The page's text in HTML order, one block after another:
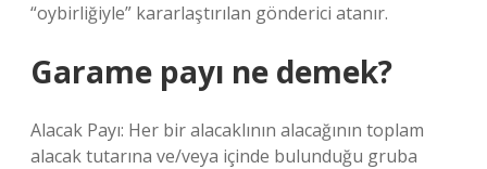
“oybirliğiyle” kararlaştırılan gönderici atanır.
Garame payı ne demek?
Alacak Payı: Her bir alacaklının alacağının toplam
alacak tutarına ve/veya içinde bulunduğu gruba